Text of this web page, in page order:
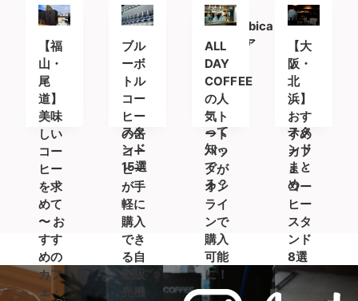
すめ
カフ
ェ＆
コー
ヒー
スタ
ンド
たい
おす
すめ
カフ
ェ＆
コー
ヒー
スタ
ンド
15選
プ
「%Arabica
Kyoto(ア
ラビ
カキ
ョウ
ト)」
って
知っ
て
る？
ヒー
が飲
める
カフ
ェ・
コー
ヒー
スタ
ンド
まと
め
【福
山・
尾
道】
美味
しい
コー
ヒー
を求
めて
〜 お
すす
めの
カフ
ェ・
ブル
ーボ
トル
コー
ヒー
の缶
コー
ヒー
が手
軽に
購入
でき
る自
動販
売機
ALL
DAY
COFFEE
の人
気ト
ート
バッ
グが
オン
ライ
ンで
購入
可能
に！
【大
阪・
北
浜】
おす
すめ
カフ
ェ・
コー
ヒー
スタ
ンド
8選